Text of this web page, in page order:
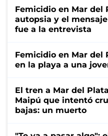
Femicidio en Mar del
autopsia y el
fue a la entrevista
Femicidio en Mar del
en la playa a una
El tren a Mar del
Maipú que intentó
bajas: un muerto